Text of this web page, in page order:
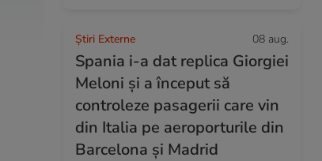
Știri Externe 08 aug.
Spania i-a dat replica Giorgiei
Meloni și a început să
controleze pasagerii care vin
din Italia pe aeroporturile din
Barcelona și Madrid